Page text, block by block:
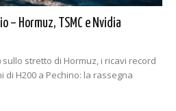
– Hormuz, TSMC e Nvidia
stretto di Hormuz, i ricavi record
di H200 a Pechino: la rassegna